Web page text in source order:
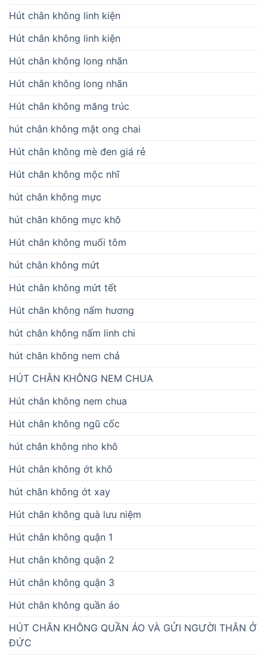
Hút chân không linh kiện
Hút chân không linh kiện
Hút chân không long nhãn
Hút chân không long nhãn
Hút chân không măng trúc
hút chân không mật ong chai
Hút chân không mè đen giá rẻ
Hút chân không mộc nhĩ
hút chân không mực
hút chân không mực khô
Hút chân không muối tôm
hút chân không mứt
Hút chân không mứt tết
Hút chân không nấm hương
hút chân không nấm linh chi
hút chân không nem chả
HÚT CHÂN KHÔNG NEM CHUA
Hút chân không nem chua
Hút chân không ngũ cốc
hút chân không nho khô
Hút chân không ớt khô
hút chân không ớt xay
Hút chân không quà lưu niệm
Hút chân không quận 1
Hut chân không quận 2
Hút chân không quận 3
Hút chân không quần áo
HÚT CHÂN KHÔNG QUẦN ÁO VÀ GỬI NGƯỜI THÂN Ở
ĐỨC